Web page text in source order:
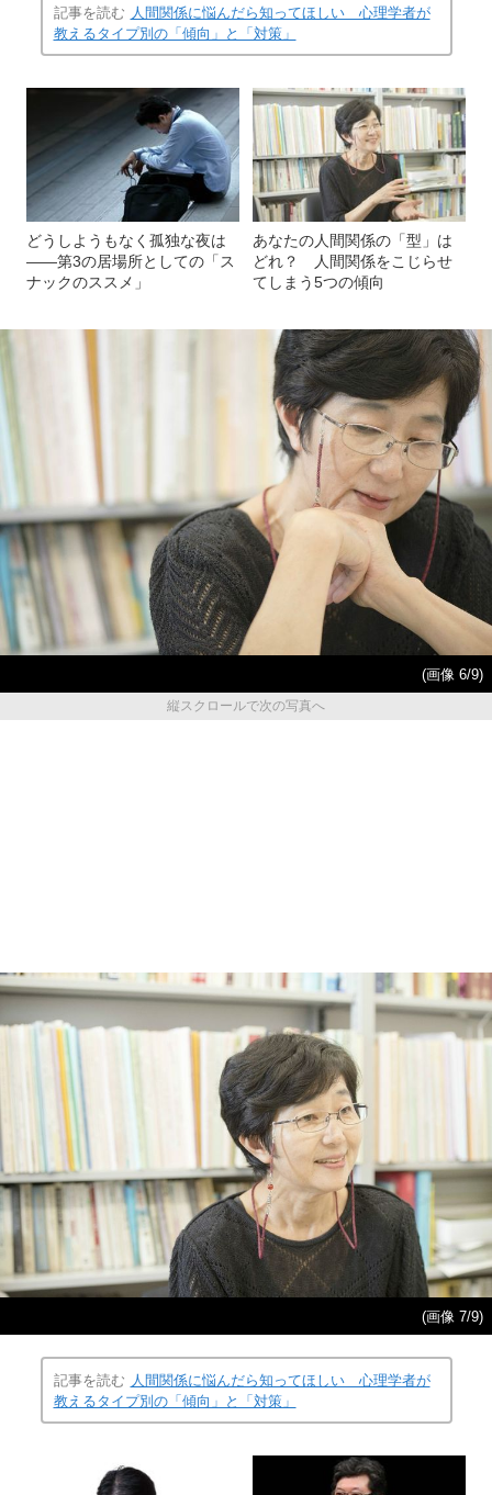
記事を読む 人間関係に悩んだら知ってほしい 心理学者が
教えるタイプ別の「傾向」と「対策」
どうしようもなく孤独な夜は
――第3の居場所としての「ス
ナックのススメ」
あなたの人間関係の「型」は
どれ？ 人間関係をこじらせ
てしまう5つの傾向
(画像 6/9)
縦スクロールで次の写真へ
(画像 7/9)
記事を読む 人間関係に悩んだら知ってほしい 心理学者が
教えるタイプ別の「傾向」と「対策」